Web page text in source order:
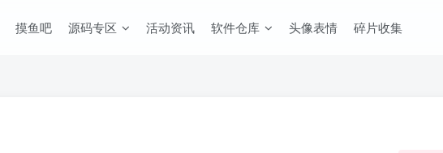
摸鱼吧 源码专区 活动资讯 软件仓库 头像表情 碎片收集